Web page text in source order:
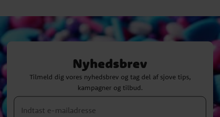
Nyhedsbrev
Tilmeld dig vores nyhedsbrev og tag del af sjove tips,
kampagner og tilbud.